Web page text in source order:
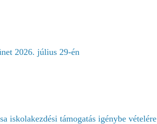
2026. július 29-én
iskolakezdési támogatás igénybe vételére